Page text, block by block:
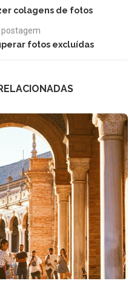
colagens de fotos
fotos excluídas